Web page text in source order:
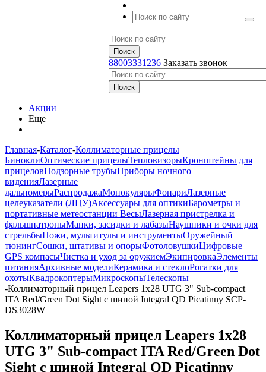
88003331236 Заказать звонок
Акции
Еще
Главная-Каталог-Коллиматорные прицелы
БиноклиОптические прицелыТепловизорыКронштейны для
прицеловПодзорные трубыПриборы ночного
виденияЛазерные
дальномерыРаспродажаМонокулярыФонариЛазерные
целеуказатели (ЛЦУ)Аксессуары для оптикиБарометры и
портативные метеостанции ВесыЛазерная пристрелка и
фальшпатроныМанки, засидки и лабазыНаушники и очки для
стрельбыНожи, мультитулы и инструментыОружейный
тюнингСошки, штативы и опорыФотоловушкиЦифровые
GPS компасыЧистка и уход за оружиемЭкипировкаЭлементы
питанияАрхивные моделиКерамика и стеклоРогатки для
охотыКвадрокоптерыМикроскопыТелескопы
-Коллиматорный прицел Leapers 1x28 UTG 3" Sub-compact
ITA Red/Green Dot Sight c шиной Integral QD Picatinny SCP-
DS3028W
Коллиматорный прицел Leapers 1x28
UTG 3" Sub-compact ITA Red/Green Dot
Sight c шиной Integral QD Picatinny